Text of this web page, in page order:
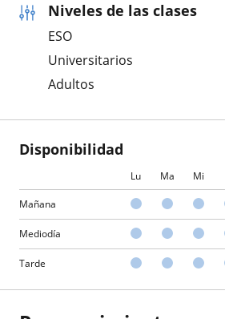
Niveles de las clases
ESO
Universitarios
Adultos
Disponibilidad
Lu Ma Mi
Mañana
Mediodía
Tarde